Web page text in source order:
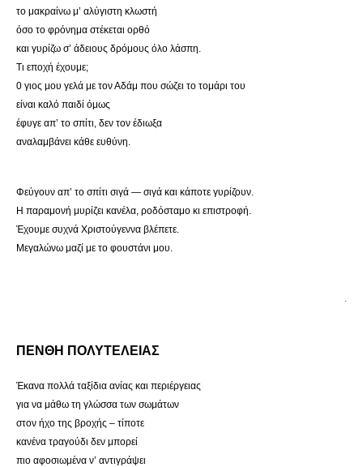
το μακραίνω μ’ αλύγιστη κλωστή
όσο το φρόνημα στέκεται ορθό
και γυρίζω σ’ άδειους δρόμους όλο λάσπη.
Τι εποχή έχουμε;
0 γιος μου γελά με τον Αδάμ που σώζει το τομάρι του
είναι καλό παιδί όμως
έφυγε απ’ το σπίτι, δεν τον έδιωξα
αναλαμβάνει κάθε ευθύνη.
Φεύγουν απ’ το σπίτι σιγά — σιγά και κάποτε γυρίζουν.
Η παραμονή μυρίζει κανέλα, ροδόσταμο κι επιστροφή.
Έχουμε συχνά Χριστούγεννα βλέπετε.
Μεγαλώνω μαζί με το φουστάνι μου.
.
ΠΕΝΘΗ ΠΟΛΥΤΕΛΕΙΑΣ
Έκανα πολλά ταξίδια ανίας και περιέργειας
για να μάθω τη γλώσσα των σωμάτων
στον ήχο της βροχής – τίποτε
κανένα τραγούδι δεν μπορεί
πιο αφοσιωμένα ν’ αντιγράψει